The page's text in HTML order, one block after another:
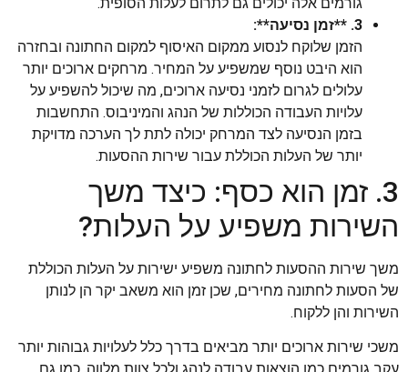
3. **זמן נסיעה**:
הזמן שלוקח לנסוע ממקום האיסוף למקום החתונה ובחזרה
הוא היבט נוסף שמשפיע על המחיר. מרחקים ארוכים יותר
עלולים לגרום לזמני נסיעה ארוכים, מה שיכול להשפיע על
עלויות העבודה הכוללות של הנהג והמיניבוס. התחשבות
בזמן הנסיעה לצד המרחק יכולה לתת לך הערכה מדויקת
יותר של העלות הכוללת עבור שירות ההסעות.
3. זמן הוא כסף: כיצד משך
השירות משפיע על העלות?
משך שירות ההסעות לחתונה משפיע ישירות על העלות הכוללת
של הסעות לחתונה מחירים, שכן זמן הוא משאב יקר הן לנותן
השירות והן ללקוח.
משכי שירות ארוכים יותר מביאים בדרך כלל לעלויות גבוהות יותר